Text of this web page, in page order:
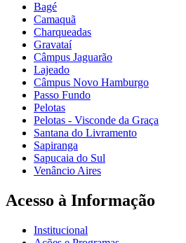
Bagé
Camaquã
Charqueadas
Gravataí
Câmpus Jaguarão
Lajeado
Câmpus Novo Hamburgo
Passo Fundo
Pelotas
Pelotas - Visconde da Graça
Santana do Livramento
Sapiranga
Sapucaia do Sul
Venâncio Aires
Acesso à Informação
Institucional